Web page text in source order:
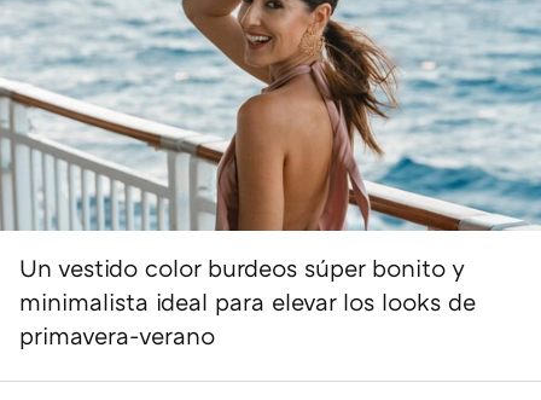
Un vestido color burdeos súper bonito y
minimalista ideal para elevar los looks de
primavera-verano